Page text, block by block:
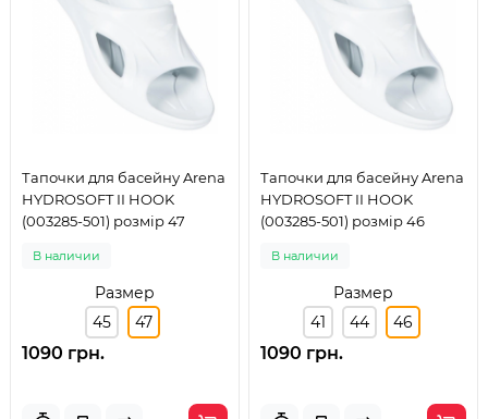
Тапочки для басейну Arena
HYDROSOFT II HOOK
(003285-501) розмір 47
В наличии
Размер
45
47
1090 грн.
Тапочки для басейну Arena
HYDROSOFT II HOOK
(003285-501) розмір 46
В наличии
Размер
41
44 46
1090 грн.